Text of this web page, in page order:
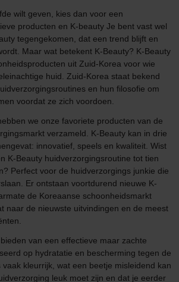
wilt geven, kies dan voor een
producten en K-beauty Je bent vast wel
tegengekomen, dat een trend blijft en
Maar wat betekent K-Beauty? K-Beauty
uit Zuid-Korea voor wie
huid. Zuid-Korea staat bekend
en hun filosofie om
voordat ze zich voordoen.
we onze favoriete producten van de
verzameld. K-Beauty kan in drie
innovatief, speels en kwaliteit. Wist
K-Beauty huidverzorgingsroutine tot tien
Perfect voor de huidverzorgings junkie die
Er ontstaan voortdurend nieuwe K-
de Koreaanse schoonheidsmarkt
naar de nieuwste uitvindingen en de meest
van een effectieve maar zachte
op hydratatie en bescherming tegen de
kleurrijk, wat een beetje misleidend kan
leuk moet zijn en dat je eerder